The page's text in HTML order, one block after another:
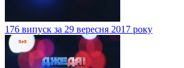
176 випуск за 29 вересня 2017 року